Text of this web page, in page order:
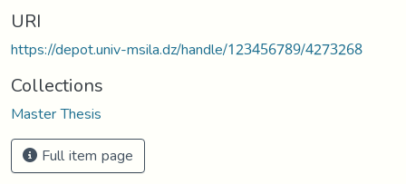
URI
https://depot.univ-msila.dz/handle/123456789/4273268
Collections
Master Thesis
Full item page